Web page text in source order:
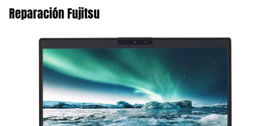
Reparación Fujitsu